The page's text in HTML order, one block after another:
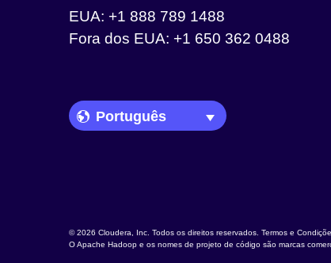
EUA: +1 888 789 1488
Fora dos EUA: +1 650 362 0488
Language Picker
© 2026 Cloudera, Inc. Todos os direitos reservados. Termos e
OApache Hadoop e os nomes de projeto de código são marcas